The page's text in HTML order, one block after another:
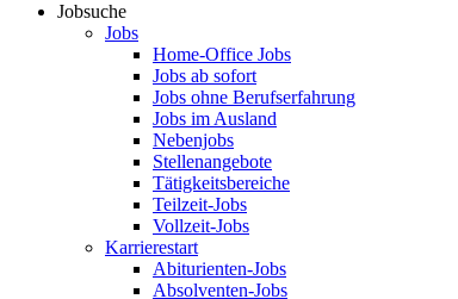
Jobsuche
Jobs
Home-Office Jobs
Jobs ab sofort
Jobs ohne Berufserfahrung
Jobs im Ausland
Nebenjobs
Stellenangebote
Tätigkeitsbereiche
Teilzeit-Jobs
Vollzeit-Jobs
Karrierestart
Abiturienten-Jobs
Absolventen-Jobs